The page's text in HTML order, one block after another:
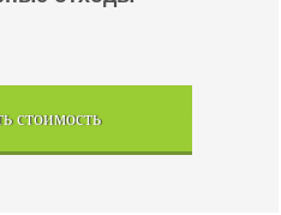
стоимость